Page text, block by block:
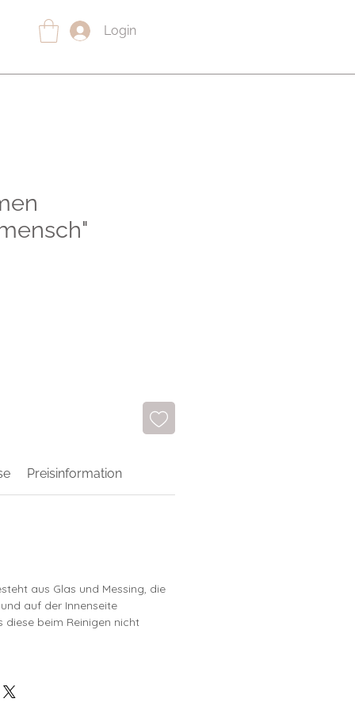
Login
Preisinformation
aus Glas und Messing, die
auf der Innenseite
beim Reinigen nicht